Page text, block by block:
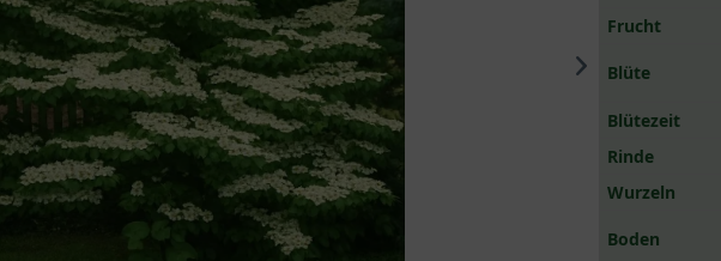
Frucht
Blüte
Blütezeit
Rinde
Wurzeln
Boden